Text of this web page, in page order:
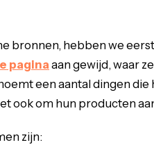
bronnen, hebben we
paginaaan gewijd, waar
een aantal dingen
ook om hun producten
zijn: